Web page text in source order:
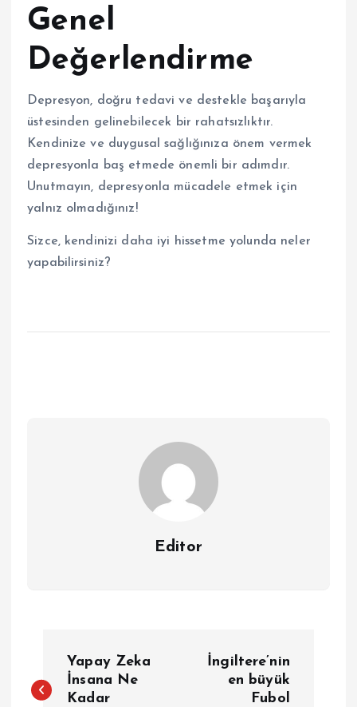
Genel
Değerlendirme
Depresyon, doğru tedavi ve destekle başarıyla
üstesinden gelinebilecek bir rahatsızlıktır.
Kendinize ve duygusal sağlığınıza önem vermek
depresyonla baş etmede önemli bir adımdır.
Unutmayın, depresyonla mücadele etmek için
yalnız olmadığınız!
Sizce, kendinizi daha iyi hissetme yolunda neler
yapabilirsiniz?
Editor
a
Yapay Zeka
İnsana Ne
Kadar
İngiltere’nin
en büyük
Fubol